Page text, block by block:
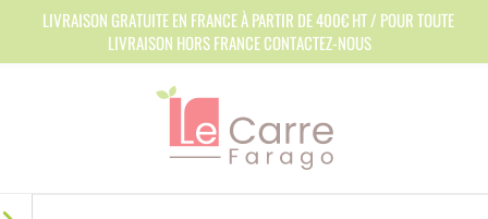
LIVRAISON GRATUITE EN FRANCE À PARTIR DE 400€ HT / POUR TOUTE
LIVRAISON HORS FRANCE CONTACTEZ-NOUS
Panneau de gestion des cookies